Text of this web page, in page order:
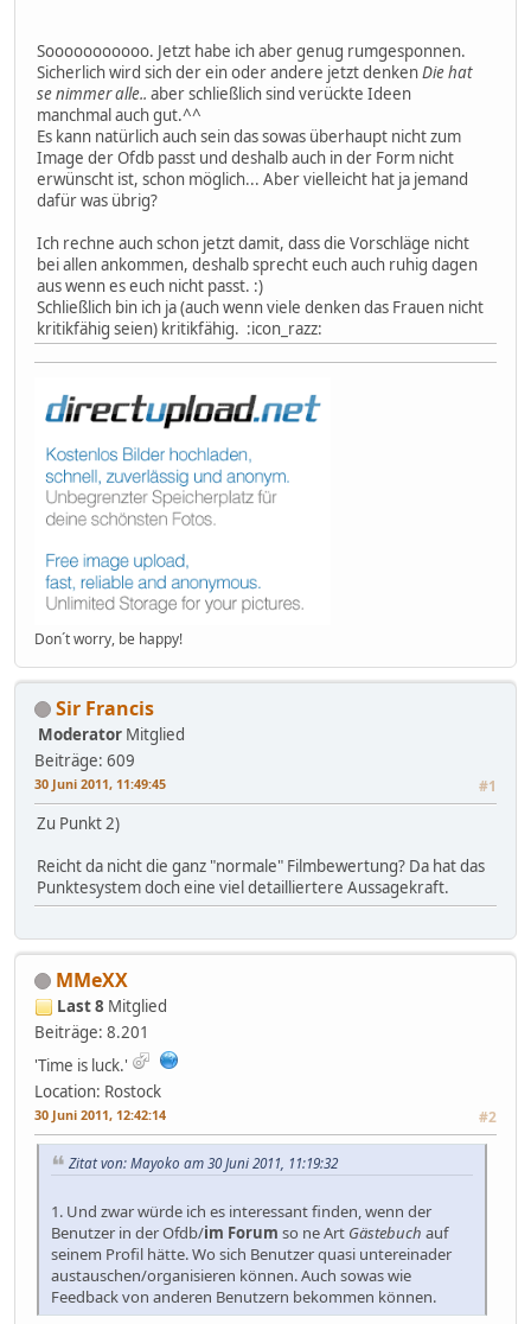
Sooooooooooo. Jetzt habe ich aber genug rumgesponnen.
Sicherlich wird sich der ein oder andere jetzt denkenDie hat
se nimmer alle.. aber schließlich sind verückte Ideen
manchmal auch gut.^^
Es kann natürlich auch sein das sowas überhaupt nicht zum
Image der Ofdb passt und deshalb auch in der Form nicht
erwünscht ist, schon möglich... Aber vielleicht hat ja jemand
dafür was übrig?
Ich rechne auch schon jetzt damit, dass die Vorschläge nicht
bei allen ankommen, deshalb sprecht euch auch ruhig dagen
aus wenn es euch nicht passt. :)
Schließlich bin ich ja (auch wenn viele denken das Frauen nicht
kritikfähig seien) kritikfähig. :icon_razz:
Don´t worry, be happy!
Sir Francis
Moderator Mitglied
Beiträge: 609
30 Juni 2011, 11:49:45 #1
Zu Punkt 2)
Reicht da nicht die ganz "normale" Filmbewertung? Da hat das
Punktesystem doch eine viel detailliertere Aussagekraft.
MMeXX
Last 8 Mitglied
Beiträge: 8.201
'Time is luck.'
Location: Rostock
30 Juni 2011, 12:42:14 #2
Zitat von: Mayoko am 30 Juni 2011, 11:19:32
1. Und zwar würde ich es interessant finden, wenn der
Benutzer in der Ofdb/im Forum so ne Art Gästebuch auf
seinem Profil hätte. Wo sich Benutzer quasi untereinader
austauschen/organisieren können. Auch sowas wie
Feedback von anderen Benutzern bekommen können.